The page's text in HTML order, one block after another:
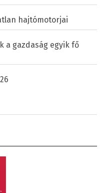
hajtómotorjai
a gazdaság egyik fő